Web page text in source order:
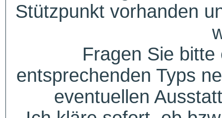
Stützpunkt vorhanden
Fragen Sie
entsprechenden Typs
eventuellen